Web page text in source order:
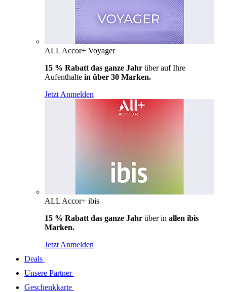
ALL Accor+ Voyager
15 % Rabatt das ganze Jahr über auf Ihre
Aufenthalte in über 30 Marken.
Jetzt Anmelden
ALL Accor+ ibis
15 % Rabatt das ganze Jahr über in allen ibis
Marken.
Jetzt Anmelden
Deals
Unsere Partner
Geschenkkarte